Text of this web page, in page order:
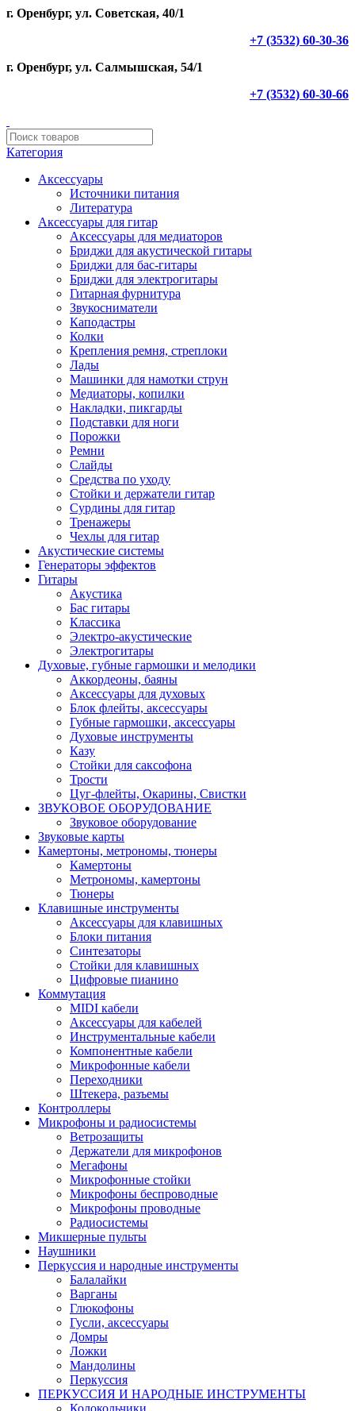
г. Оренбург, ул. Советская, 40/1
+7 (3532) 60-30-36
г. Оренбург, ул. Салмышская, 54/1
+7 (3532) 60-30-66
Категория
Аксессуары
Источники питания
Литература
Аксессуары для гитар
Аксессуары для медиаторов
Бриджи для акустической гитары
Бриджи для бас-гитары
Бриджи для электрогитары
Гитарная фурнитура
Звукосниматели
Каподастры
Колки
Крепления ремня, стреплоки
Лады
Машинки для намотки струн
Медиаторы, копилки
Накладки, пикгарды
Подставки для ноги
Порожки
Ремни
Слайды
Средства по уходу
Стойки и держатели гитар
Сурдины для гитар
Тренажеры
Чехлы для гитар
Акустические системы
Генераторы эффектов
Гитары
Акустика
Бас гитары
Классика
Электро-акустические
Электрогитары
Духовые, губные гармошки и мелодики
Аккордеоны, баяны
Аксессуары для духовых
Блок флейты, аксессуары
Губные гармошки, аксессуары
Духовые инструменты
Казу
Стойки для саксофона
Трости
Цуг-флейты, Окарины, Свистки
ЗВУКОВОЕ ОБОРУДОВАНИЕ
Звуковое оборудование
Звуковые карты
Камертоны, метрономы, тюнеры
Камертоны
Метрономы, камертоны
Тюнеры
Клавишные инструменты
Аксессуары для клавишных
Блоки питания
Синтезаторы
Стойки для клавишных
Цифровые пианино
Коммутация
MIDI кабели
Аксессуары для кабелей
Инструментальные кабели
Компонентные кабели
Микрофонные кабели
Переходники
Штекера, разъемы
Контроллеры
Микрофоны и радиосистемы
Ветрозащиты
Держатели для микрофонов
Мегафоны
Микрофонные стойки
Микрофоны беспроводные
Микрофоны проводные
Радиосистемы
Микшерные пульты
Наушники
Перкуссия и народные инструменты
Балалайки
Варганы
Глюкофоны
Гусли, аксессуары
Домры
Ложки
Мандолины
Перкуссия
ПЕРКУССИЯ И НАРОДНЫЕ ИНСТРУМЕНТЫ
Колокольчики